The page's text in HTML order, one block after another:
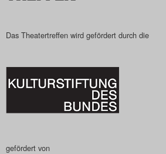
Das Theatertreffen wird gefördert durch die
gefördert von